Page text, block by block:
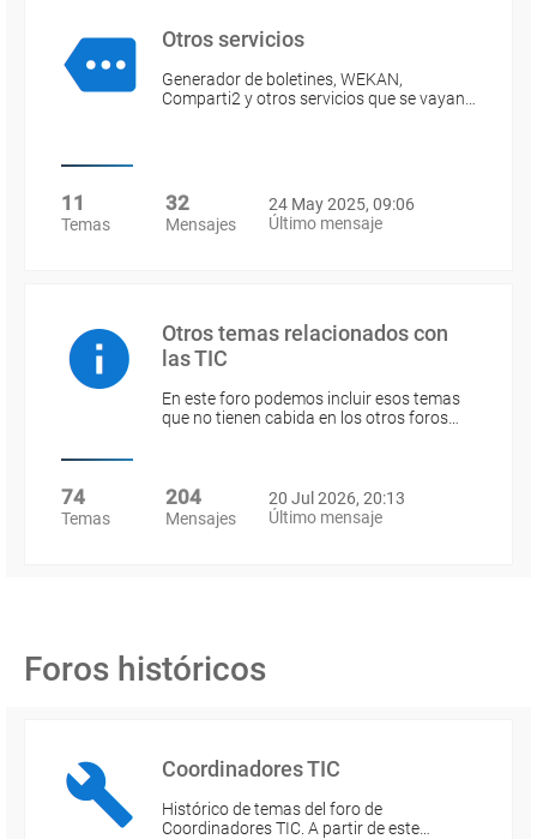
Otros servicios
Generador de boletines, WEKAN,
Comparti2 y otros servicios que se vayan…
11
Temas
32
Mensajes
24 May 2025, 09:06
Último mensaje
Otros temas relacionados con
las TIC
En este foro podemos incluir esos temas
que no tienen cabida en los otros foros…
74
Temas
204
Mensajes
20 Jul 2026, 20:13
Último mensaje
Foros históricos
Coordinadores TIC
Histórico de temas del foro de
Coordinadores TIC. A partir de este…